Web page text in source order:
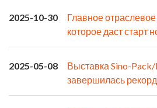
2025-10-30
Главное
которое даст старт
2025-05-08
Выставка Sino-
завершилась